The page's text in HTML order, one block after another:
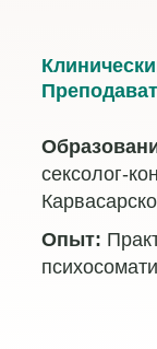
Опыт:
сексолог-